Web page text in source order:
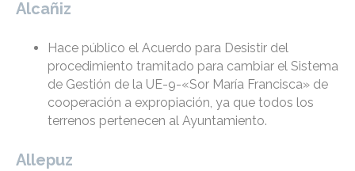
Alcañiz
Hace público el Acuerdo para Desistir del
procedimiento tramitado para cambiar el Sistema
de Gestión de la UE-9-«Sor María Francisca» de
cooperación a expropiación, ya que todos los
terrenos pertenecen al Ayuntamiento.
Allepuz